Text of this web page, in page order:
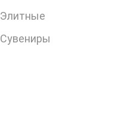
Элитные
Сувениры